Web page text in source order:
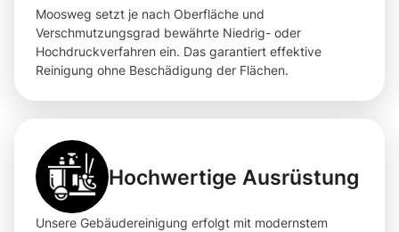
Moosweg setzt je nach Oberfläche und
Verschmutzungsgrad bewährte Niedrig- oder
Hochdruckverfahren ein. Das garantiert effektive
Reinigung ohne Beschädigung der Flächen.
Hochwertige Ausrüstung
Unsere Gebäudereinigung erfolgt mit modernstem